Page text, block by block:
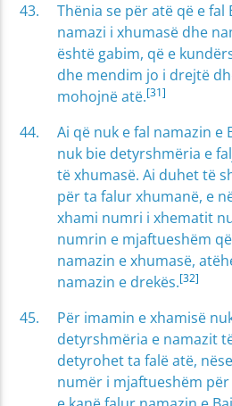
Thënia se për atë që e fal
namazi i xhumasë dhe
është gabim, që e
dhe mendim jo i drejtë
mohojnë atë.[31]
Ai që nuk e fal namazin e
nuk bie detyrshmëria e
të xhumasë. Ai duhet të
për ta falur xhumanë, e
xhami numri i xhematit
numrin e mjaftueshëm
namazin e xhumasë,
namazin e drekës.[32]
Për imamin e xhamisë
detyrshmëria e namazit
detyrohet ta falë atë,
numër i mjaftueshëm